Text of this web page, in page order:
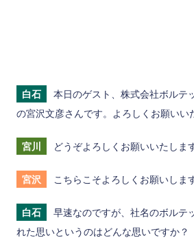
白石
本日のゲスト、株式会社ボルテ
の宮沢文彦さんです。よろしくお願いい
宮川 どうぞよろしくお願いいたします
宮沢 こちらこそよろしくお願いします
白石
早速なのですが、社名のボルテ
れた思いというのはどんな思いですか？